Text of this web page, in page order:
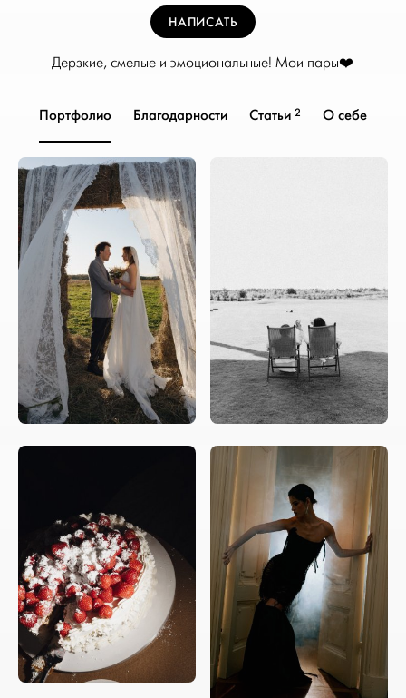
НАПИСАТЬ
Дерзкие, смелые и эмоциональные! Мои пары❤️
Портфолио Благодарности Статьи 2 О себе